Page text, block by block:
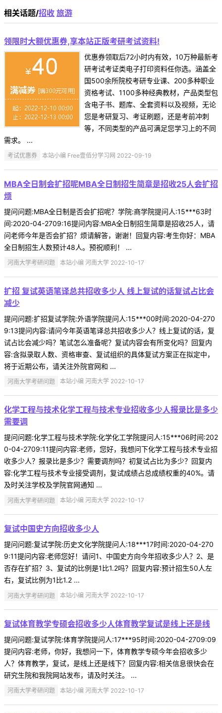
相关话题/招收 旅游
领限时大额优惠券,享本站正版考研考试资料!
优惠券领取后72小时内有效，10万种最新考
研考试考证类电子打印资料任你选。涵盖全
国500余所院校考研专业课、200多种职业
资格考试、1100多种经典教材，产品类型包
含电子书、题库、全套资料以及视频，无论
您是考研复习、考证刷题，还是考前冲刺
等，不同类型的产品可满足您学习上的不同
需求。 ...
考试优惠券 本站小编 Free壹佰分学习网 2022-09-19
MBA全日制会扩招呢MBA全日制招生简章是招收25人会扩招
烦
提问问题:MBA全日制是否会扩招呢？学院:商学院提问人:15***63时
间:2020-04-2709:16提问内容:MBA全日制招生简章是招收25人，请
问老师今年是否会扩招？烦请解答，谢谢！回复内容:考生你好：MBA
全日制招生人数预计48人。预祝顺利！ ...
河南大学考研问题 本站小编 河南大学 2022-10-17
扩招 复试英语笔译总共招收多少人 线上复试的话复试占比会
减少
提问问题:扩招复试学院:外语学院提问人:15***00时间:2020-04-270
9:13提问内容:请问今年英语笔译总共招收多少人？线上复试的话，复
试占比会减少吗？笔试怎么准备呢？复试内容会有所变化吗？回复内
容:含拟录取人数、资格审查、复试组织的具体复试方案正在拟定中，
将于近期公布，请关注外院官网和 ...
河南大学考研问题 本站小编 河南大学 2022-10-17
化学工程与技术化学工程与技术专业招收多少人报录比是多少
需要调
提问问题:化学工程与技术学院:化学化工学院提问人:15***06时间:202
0-04-2709:11提问内容:老师，您好，我想问下化学工程与技术专业招
收多少人？报录比是多少？需要调剂吗？初复试占比为多少？回复内
容:化学工程与技术专业接受调剂，复试成绩占总成绩权重的40%。请
及时关注学校及学院官网通知 ...
河南大学考研问题 本站小编 河南大学 2022-10-17
复试中国史方向招收多少人
提问问题:复试学院:历史文化学院提问人:18***17时间:2020-04-270
9:11提问内容:老师您好！请问1、中国史方向今年招收多少人？2、是
否存在扩招？3、复试的比例是1比1.2吗？回复内容:预计招生50人左
右，复试比例为1比1.2 ...
河南大学考研问题 本站小编 河南大学 2022-10-17
复试体育教学专硕会招收多少人体育教学复试是线上还是线
提问问题:复试学院:体育学院提问人:17***95时间:2020-04-2709:09
提问内容:老师，你好，我想问一下，体育教学专硕今年会招收多少
人？体育教学，复试，是线上还是线下？回复内容:相关信息很快会在
研究生院和我院网站发布，请及时关注。 ...
河南大学考研问题 本站小编 河南大学 2022-10-17